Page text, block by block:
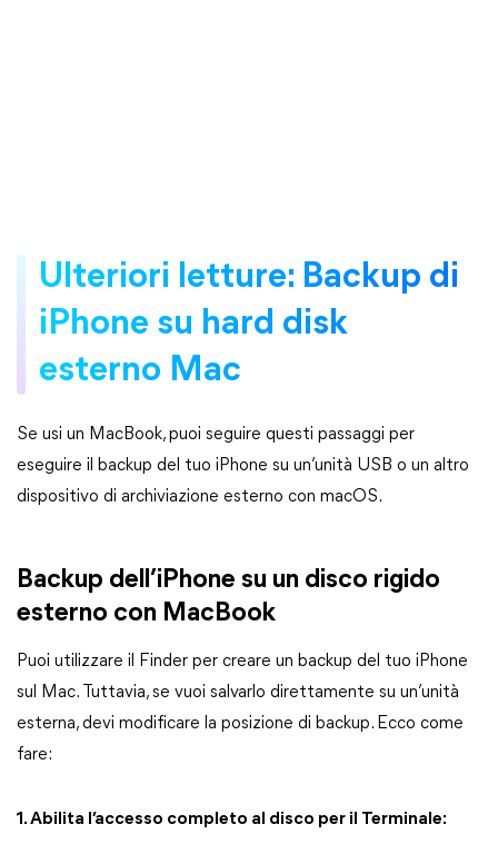
Ulteriori letture: Backup di
iPhone su hard disk
esterno Mac
Se usi un MacBook, puoi seguire questi passaggi per
eseguire il backup del tuo iPhone su un’unità USB o un altro
dispositivo di archiviazione esterno con macOS.
Backup dell’iPhone su un disco rigido
esterno con MacBook
Puoi utilizzare il Finder per creare un backup del tuo iPhone
sul Mac. Tuttavia, se vuoi salvarlo direttamente su un’unità
esterna, devi modificare la posizione di backup. Ecco come
fare:
1. Abilita l’accesso completo al disco per il Terminale: